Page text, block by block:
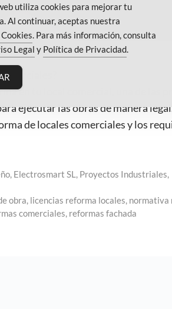
en tu local comercial, una de las
ejecutar las obras de manera
de locales comerciales y los
, Electrosmart SL, Proyectos Industriales,
obra, licencias reforma locales, normativa
comerciales, reformas fachada
utiliza cookies para mejorar tu
Al continuar, aceptas nuestra
. Para más información, consulta
Legal y Política de Privacidad